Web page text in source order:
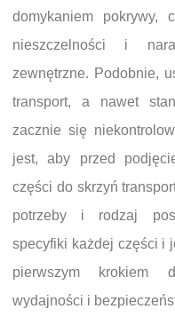
domykaniem
nieszczelności i
zewnętrzne. Podobnie,
transport, a nawet
zacznie się
jest, aby przed
części do skrzyń
potrzeby i rodzaj
specyfiki każdej części i
pierwszym krokiem
wydajności i